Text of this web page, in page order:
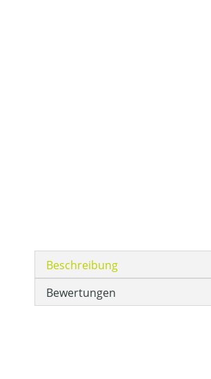
Beschreibung
Bewertungen